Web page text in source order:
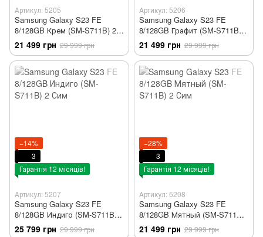
Артикул: 5205
Samsung Galaxy S23 FE
8/128GB Крем (SM-S711B) 2
Сим
21 499 грн 29 999 грн
Артикул: 5206
Samsung Galaxy S23 FE
8/128GB Графит (SM-S711B) 2
Сим
21 499 грн 29 999 грн
−14%
3
Гарантія 12 місяців!
Артикул: 5207
Samsung Galaxy S23 FE
8/128GB Индиго (SM-S711B) 2
Сим
25 799 грн 29 999 грн
−28%
3
Гарантія 12 місяців!
Артикул: 5208
Samsung Galaxy S23 FE
8/128GB Мятный (SM-S711B)
2 Сим
21 499 грн 29 999 грн